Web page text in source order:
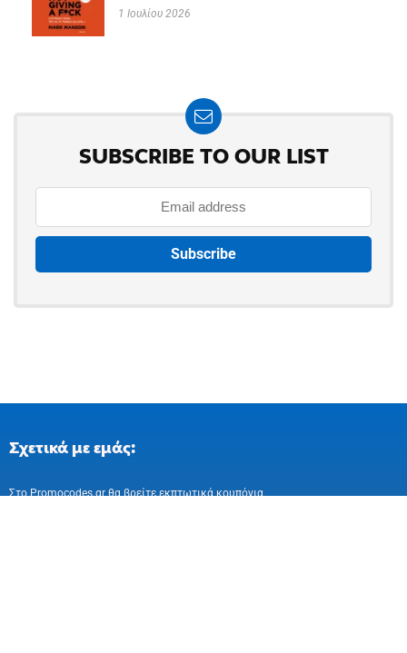
1 Ιουλίου 2026
SUBSCRIBE TO OUR LIST
Σχετικά με εμάς:
Στo Promocodes.gr θα βρείτε εκπτωτικά κουπόνια